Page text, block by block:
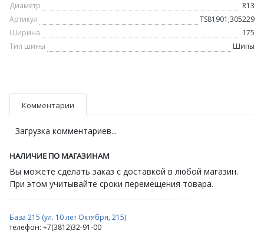
Диаметр
R13
Артикул
TS81901;305229
Ширина
175
Тип шины
Шипы
Комментарии
Загрузка комментариев...
НАЛИЧИЕ ПО МАГАЗИНАМ
Вы можете сделать заказ с доставкой в любой магазин.
При этом учитывайте сроки перемещения товара.
База 215 (ул. 10 лет Октября, 215)
телефон: +7(3812)32-91-00